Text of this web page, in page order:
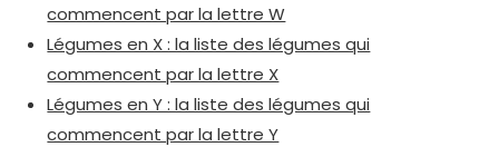
commencent par la lettre W
Légumes en X : la liste des légumes qui
commencent par la lettre X
Légumes en Y : la liste des légumes qui
commencent par la lettre Y